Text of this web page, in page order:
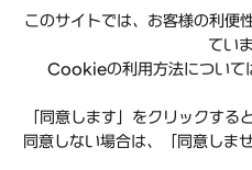
プライバシーポリシー 利用規約
このサイトでは、お客様の利
てい
Cookieの利用方法について
「同意します」をクリックす
同意しない場合は、「同意しま